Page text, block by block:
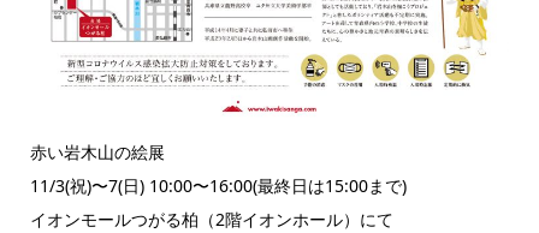
赤い岩木山の絵展
11/3(祝)〜7(日) 10:00〜16:00(最終日は15:00まで)
イオンモールつがる柏（2階イオンホール）にて